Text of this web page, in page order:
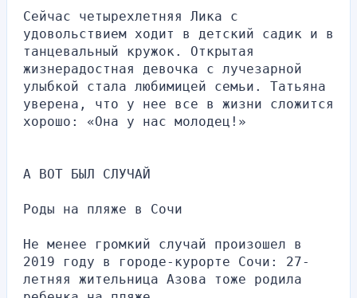
Сейчас четырехлетняя Лика с
удовольствием ходит в детский садик и в
танцевальный кружок. Открытая
жизнерадостная девочка с лучезарной
улыбкой стала любимицей семьи. Татьяна
уверена, что у нее все в жизни сложится
хорошо: «Она у нас молодец!»
А ВОТ БЫЛ СЛУЧАЙ
Роды на пляже в Сочи
Не менее громкий случай произошел в
2019 году в городе-курорте Сочи: 27-
летняя жительница Азова тоже родила